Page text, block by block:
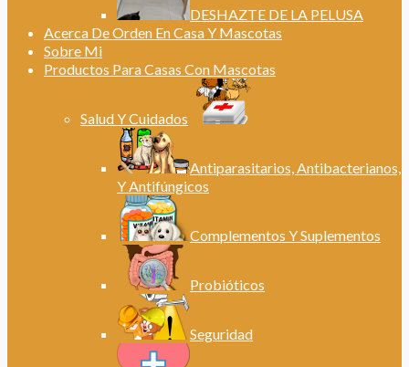
DESHAZTE DE LA PELUSA
Acerca De Orden En Casa Y Mascotas
Sobre Mi
Productos Para Casas Con Mascotas
Salud Y Cuidados
Antiparasitarios, Antibacterianos,
Y Antifúngicos
Complementos Y Suplementos
Probióticos
Seguridad